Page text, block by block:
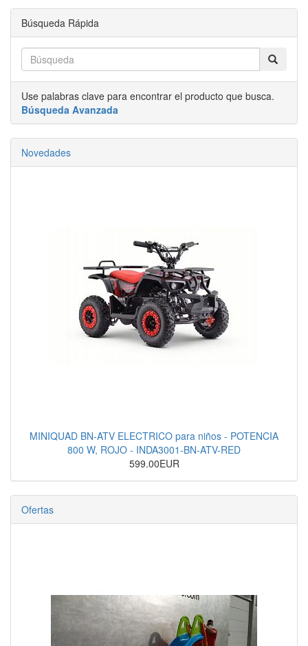
Búsqueda Rápida
Use palabras clave para encontrar el producto que busca.
Búsqueda Avanzada
Novedades
MINIQUAD BN-ATV ELECTRICO para niños - POTENCIA
800 W, ROJO - INDA3001-BN-ATV-RED
599.00EUR
Ofertas